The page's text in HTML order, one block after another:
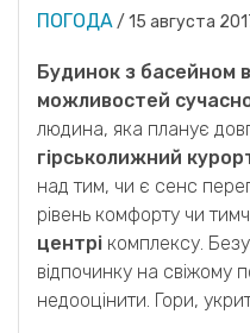
ПОГОДА/ 15 августа
Будинок з басейном
можливостей
людина, яка планує
гірськолижний
над тим, чи є сенс
рівень комфорту чи
центрі комплексу.
відпочинку на свіжому
недооцінити. Гори,